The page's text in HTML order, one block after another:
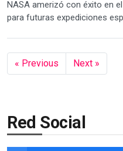
NASA amerizó con éxito en
para futuras expediciones
« Previous Next »
Red Social